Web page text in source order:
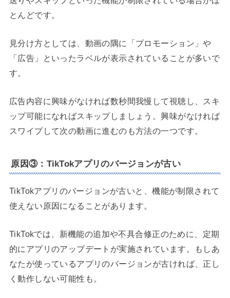
とんどです。
見分け方としては、動画の隅に「プロモーション」や
「広告」といったラベルが表示されていることが多いで
す。
広告内容に興味がなければ数秒間我慢して視聴し、スキ
ップ可能になればスキップしましょう。興味がなければ
スワイプして次の動画に進むのも方法の一つです。
原因③：TikTokアプリのバージョンが古い
TikTokアプリのバージョンが古いと、機能が制限されて
使えない原因になることがあります。
TikTokでは、新機能の追加や不具合修正のために、定期
的にアプリのアップデートが実施されています。もしあ
なたが使っているアプリのバージョンが古ければ、正し
く動作しない可能性も。